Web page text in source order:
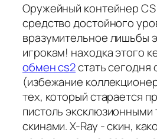
Оружейный контейнер
средство достойного
вразумительное лишьбы
игрокам! находка этого
обмен cs2стать
(избежание
тех, который старается
пистоль эксклюзионными
скинами. X-Ray - скин,